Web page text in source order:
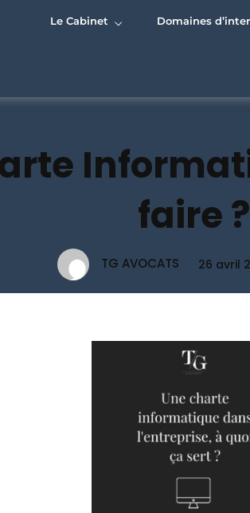
Le Cabinet Domaines
faire ?
TG AVOCATS 26 avril